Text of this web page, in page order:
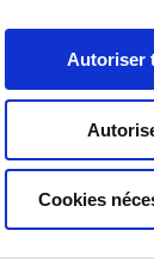
Autoriser
Cookies
Ma
Connexion
⏱️